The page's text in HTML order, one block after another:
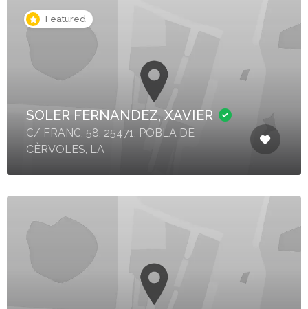
Featured
SOLER FERNANDEZ, XAVIER
C/ FRANC, 58, 25471, POBLA DE
CÈRVOLES, LA